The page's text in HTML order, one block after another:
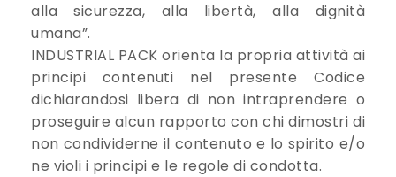
alla sicurezza, alla libertà, alla dignità
umana”.
INDUSTRIAL PACK orienta la propria attività ai
principi contenuti nel presente Codice
dichiarandosi libera di non intraprendere o
proseguire alcun rapporto con chi dimostri di
non condividerne il contenuto e lo spirito e/o
ne violi i principi e le regole di condotta.